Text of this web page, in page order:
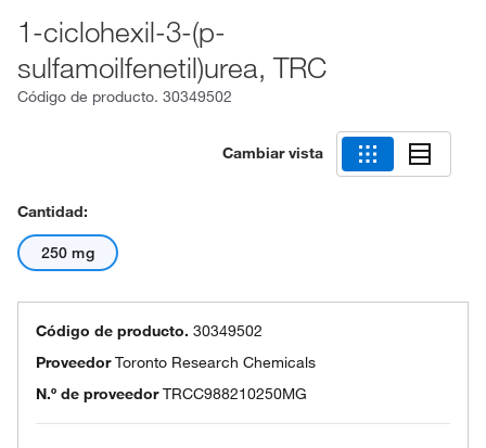
1-ciclohexil-3-(p-
sulfamoilfenetil)urea, TRC
Código de producto. 30349502
Cambiar vista
Cantidad:
250 mg
Código de producto. 30349502
ProveedorToronto Research Chemicals
N.º de proveedor TRCC988210250MG